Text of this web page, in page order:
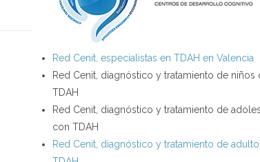
Red Cenit, especialistas en TDAH en Valencia
Red Cenit, diagnóstico y tratamiento de niños
TDAH
Red Cenit, diagnóstico y tratamiento de
con TDAH
Red Cenit, diagnóstico y tratamiento de